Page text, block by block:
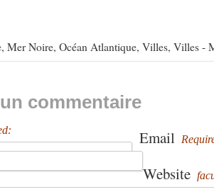
, Mer Noire, Océan Atlantique, Villes, Villes -
commentaire
Email
Website